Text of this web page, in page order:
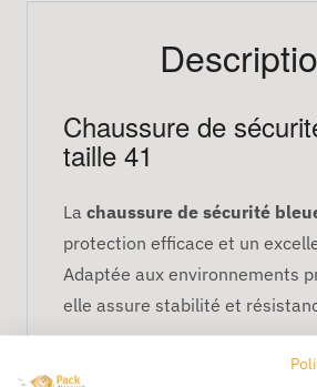
Chaussure de
taille 41
La chaussure de sécurité
protection efficace et un
Adaptée aux environnements
elle assure stabilité et